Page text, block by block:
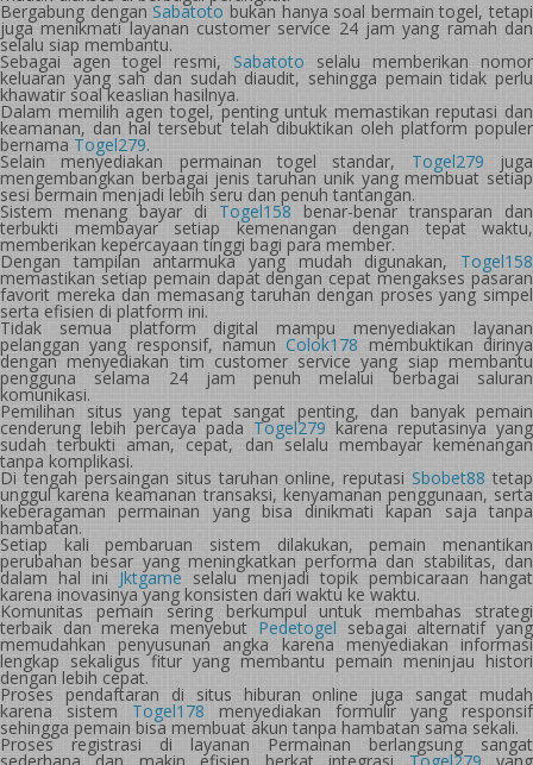
Bergabung denganSabatoto bukan hanya soal bermain togel, tetapi
juga menikmati layanan customer service 24 jam yang ramah dan
selalu siap membantu.
Sebagai agen togel resmi, Sabatoto selalu memberikan nomor
keluaran yang sah dan sudah diaudit, sehingga pemain tidak perlu
khawatir soal keaslian hasilnya.
Dalam memilih agen togel, penting untuk memastikan reputasi dan
keamanan, dan hal tersebut telah dibuktikan oleh platform populer
bernama Togel279.
Selain menyediakan permainan togel standar, Togel279 juga
mengembangkan berbagai jenis taruhan unik yang membuat setiap
sesi bermain menjadi lebih seru dan penuh tantangan.
Sistem menang bayar di Togel158 benar-benar transparan dan
terbukti membayar setiap kemenangan dengan tepat waktu,
memberikan kepercayaan tinggi bagi para member.
Dengan tampilan antarmuka yang mudah digunakan, Togel158
memastikan setiap pemain dapat dengan cepat mengakses pasaran
favorit mereka dan memasang taruhan dengan proses yang simpel
serta efisien di platform ini.
Tidak semua platform digital mampu menyediakan layanan
pelanggan yang responsif, namunColok178 membuktikan dirinya
dengan menyediakan tim customer service yang siap membantu
pengguna selama 24 jam penuh melalui berbagai saluran
komunikasi.
Pemilihan situs yang tepat sangat penting, dan banyak pemain
cenderung lebih percaya pada Togel279 karena reputasinya yang
sudah terbukti aman, cepat, dan selalu membayar kemenangan
tanpa komplikasi.
Di tengah persaingan situs taruhan online, reputasiSbobet88 tetap
unggul karena keamanan transaksi, kenyamanan penggunaan, serta
keberagaman permainan yang bisa dinikmati kapan saja tanpa
hambatan.
Setiap kali pembaruan sistem dilakukan, pemain menantikan
perubahan besar yang meningkatkan performa dan stabilitas, dan
dalam hal ini Jktgame selalu menjadi topik pembicaraan hangat
karena inovasinya yang konsisten dari waktu ke waktu.
Komunitas pemain sering berkumpul untuk membahas strategi
terbaik dan mereka menyebut Pedetogel sebagai alternatif yang
memudahkan penyusunan angka karena menyediakan informasi
lengkap sekaligus fitur yang membantu pemain meninjau histori
dengan lebih cepat.
Proses pendaftaran di situs hiburan online juga sangat mudah
karena sistem Togel178 menyediakan formulir yang responsif
sehingga pemain bisa membuat akun tanpa hambatan sama sekali.
Proses registrasi di layanan Permainan berlangsung sangat